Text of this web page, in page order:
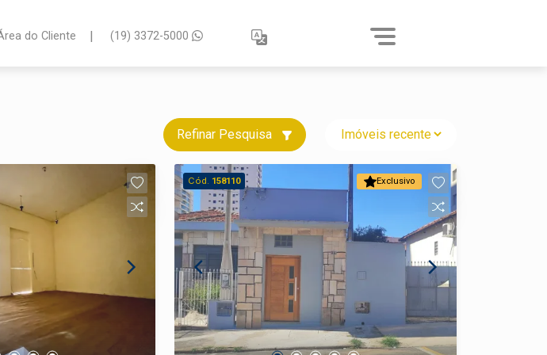
do Cliente | (19) 3372-5000
Refinar Pesquisa
Exclusivo
Cód. 158110